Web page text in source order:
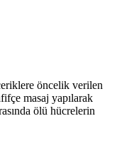
öncelik verilen
masaj yapılarak
ölü hücrelerin